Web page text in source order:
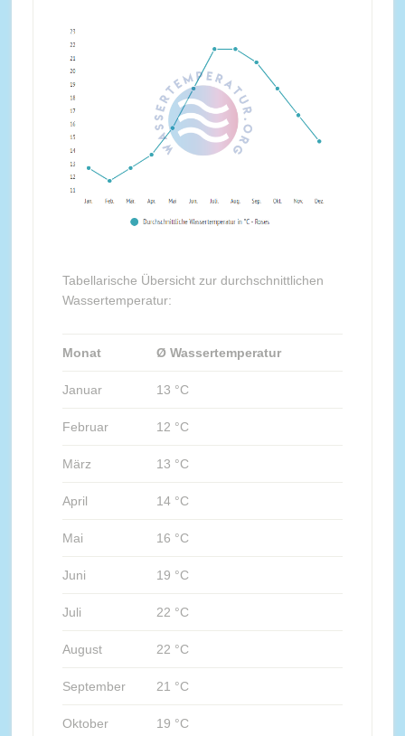
Tabellarische Übersicht zur durchschnittlichen
Wassertemperatur:
Monat Ø Wassertemperatur
Januar 13 °C
Februar 12 °C
März 13 °C
April 14 °C
Mai 16 °C
Juni 19 °C
Juli 22 °C
August 22 °C
September 21 °C
Oktober 19 °C